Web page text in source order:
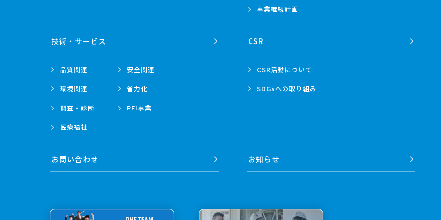
事業継続計画
技術・ サービス
品質関連 安全関連
環境関連 省力化
調査・診断 PFI事業
医療福祉
CSR
CSR活動について
SDGsへの取り組み
お問い合わせ お知らせ